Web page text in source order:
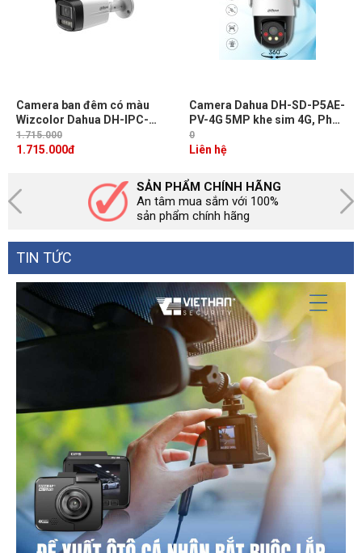
Camera ban đêm có màu
Wizcolor Dahua DH-IPC-
HFW2449TL-S-PRO 4MP
hồng ngoại 50m, AI-ISP
1.715.000
1.715.000đ
Camera Dahua DH-SD-P5AE-
PV-4G 5MP khe sim 4G, Phát
hiện người, xe, Theo dõi
chuyển động, Tích hợp Mic &
0
Liên hệ
SẢN PHẨM CHÍNH HÃNG
An tâm mua sắm với 100%
sản phẩm chính hãng
TIN TỨC